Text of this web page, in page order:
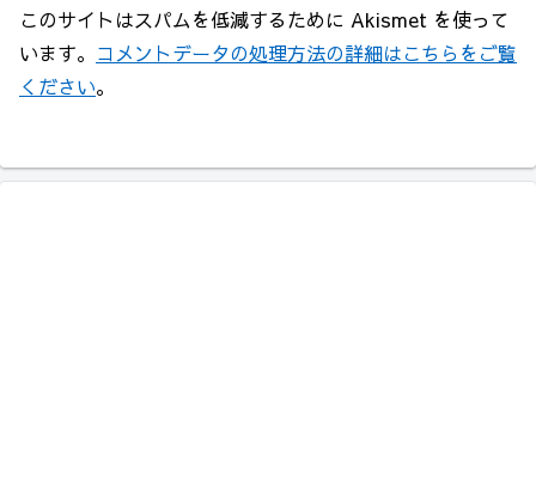
このサイトはスパムを低減するために Akismet を使って
います。 コメントデータの処理方法の詳細はこちらをご覧
ください。